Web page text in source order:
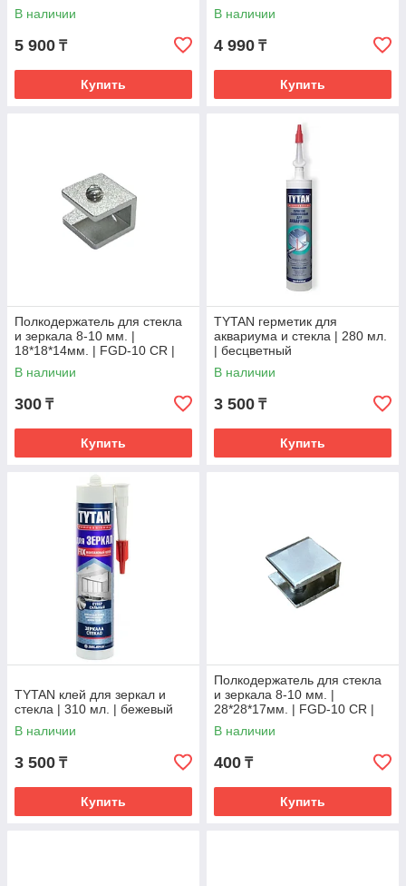
В наличии
5 900 ₸
Купить
В наличии
4 990 ₸
Купить
Полкодержатель для стекла
и зеркала 8-10 мм. |
18*18*14мм. | FGD-10 CR |
Хром
В наличии
300 ₸
Купить
TYTAN герметик для
аквариума и стекла | 280 мл.
| беcцветный
В наличии
3 500 ₸
Купить
TYTAN клей для зеркал и
стекла | 310 мл. | бежевый
В наличии
3 500 ₸
Купить
Полкодержатель для стекла
и зеркала 8-10 мм. |
28*28*17мм. | FGD-10 CR |
Хром
В наличии
400 ₸
Купить